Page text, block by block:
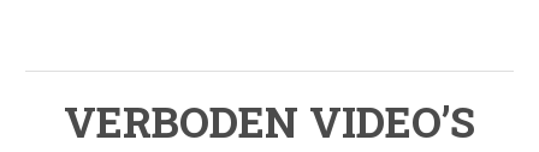
VERBODEN VIDEO’S